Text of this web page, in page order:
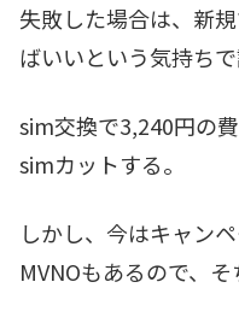
失敗した場合は、新
ばいいという気持ち
sim交換で3,240円の
simカットする。
しかし、今はキャン
MVNOもあるので、